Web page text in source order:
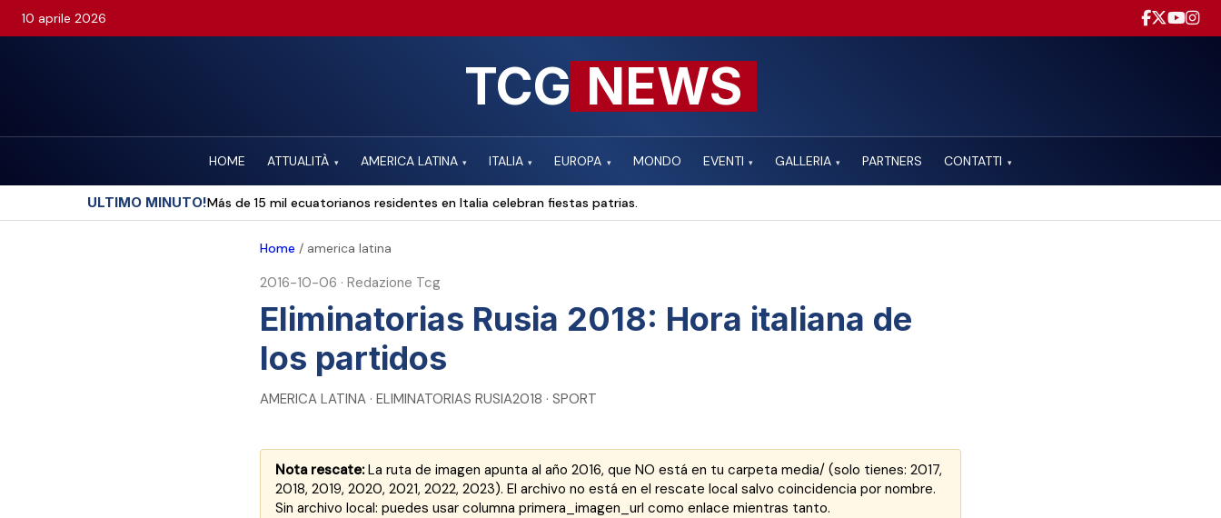
10 aprile 2026
TCG NEWS
HOME ATTUALITÀ ▾ AMERICA LATINA ▾ ITALIA ▾ EUROPA ▾ MONDO EVENTI ▾ GALLERIA ▾ PARTNERS CONTATTI ▾
ULTIMO MINUTO!Más de 15 mil ecuatorianos residentes en Italia celebran fiestas patrias.
Home / america latina
2016-10-06 · Redazione Tcg
Eliminatorias Rusia 2018: Hora italiana de
los partidos
AMERICA LATINA · ELIMINATORIAS RUSIA2018 · SPORT
Nota rescate:La ruta de imagen apunta al año 2016, que NO está en tu carpeta media/ (solo tienes: 2017,
2018, 2019, 2020, 2021, 2022, 2023). El archivo no está en el rescate local salvo coincidencia por nombre.
Sin archivo local: puedes usar columna primera_imagen_url como enlace mientras tanto.